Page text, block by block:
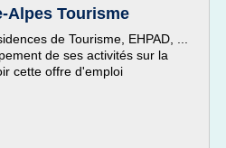
Alpes Tourisme
de Tourisme, EHPAD, ...
de ses activités sur la
cette offre d'emploi